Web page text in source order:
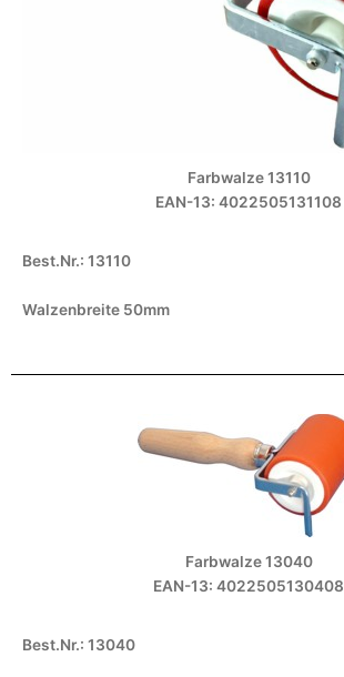
Farbwalze 13110
EAN-13: 4022505131108
Best.Nr.: 13110
Walzenbreite 50mm
Farbwalze 13040
EAN-13: 4022505130408
Best.Nr.: 13040